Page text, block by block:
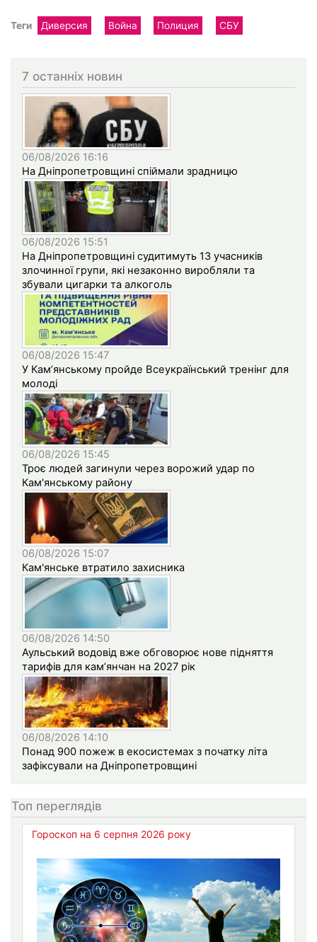
Теги Диверсия Война Полиция СБУ
7 останніх новин
06/08/2026 16:16
На Дніпропетровщині спіймали зрадницю
06/08/2026 15:51
На Дніпропетровщині судитимуть 13 учасників
злочинної групи, які незаконно виробляли та
збували цигарки та алкоголь
06/08/2026 15:47
У Кам’янському пройде Всеукраїнський тренінг для
молоді
06/08/2026 15:45
Троє людей загинули через ворожий удар по
Кам'янському району
06/08/2026 15:07
Кам'янське втратило захисника
06/08/2026 14:50
Аульський водовід вже обговорює нове підняття
тарифів для кам’янчан на 2027 рік
06/08/2026 14:10
Понад 900 пожеж в екосистемах з початку літа
зафіксували на Дніпропетровщині
Топ переглядів
Гороскоп на 6 серпня 2026 року